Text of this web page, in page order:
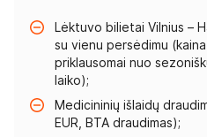
Lėktuvo bilietai Vilnius –
su vienu persėdimu (kaina
priklausomai nuo
laiko);
Medicininių išlaidų
EUR, BTA draudimas);